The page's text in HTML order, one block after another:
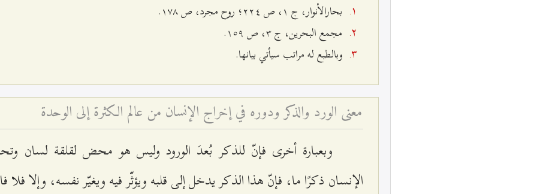
بحارالأنوار، ج ١، ص ٢٢٤؛ روح مجرد، ص ١٧٨.
مجمع البحرين، ج ٣، ص ١٥٩.
وبالطبع له مراتب سيأتي بيانها.
معنى الورد والذكر ودوره في إخراج الإنسان من عالم الكثرة إلى الوحدة
وبعبارة أخرى فإنّ للذكر بُعدَ الورود وليس هو محض لقلقة لسان
الإنسان ذكرًا ما، فإنّ هذا الذكر يدخل إلى قلبه ويؤثّر فيه ويغيّر نفسه، وإلا فلا